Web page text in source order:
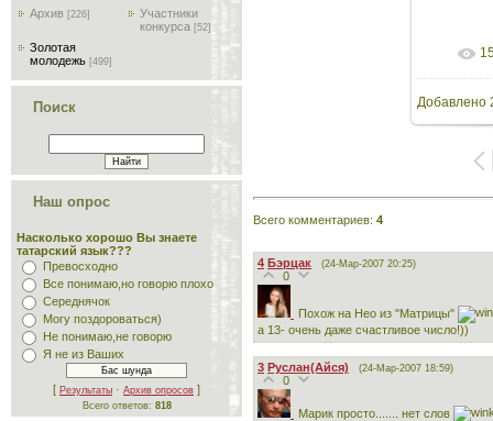
Архив [226]
Участники
конкурса [52]
Золотая
молодежь [499]
Поиск
Наш опрос
Насколько хорошо Вы знаете
татарский язык???
Превосходно
Все понимаю,но говорю плохо
Середнячок
Могу поздороваться)
Не понимаю,не говорю
Я не из Ваших
[ Результаты · Архив опросов ]
Всего ответов: 818
В
Добавлено
Всего комментариев: 4
4 Бэрцак (24-Мар-2007 20:25)
0
Похож на Нео из "Матрицы"
а 13- очень даже счастливое число!))
3 Руслан(Айся) (24-Мар-2007 18:59)
0
Марик просто....... нет слов